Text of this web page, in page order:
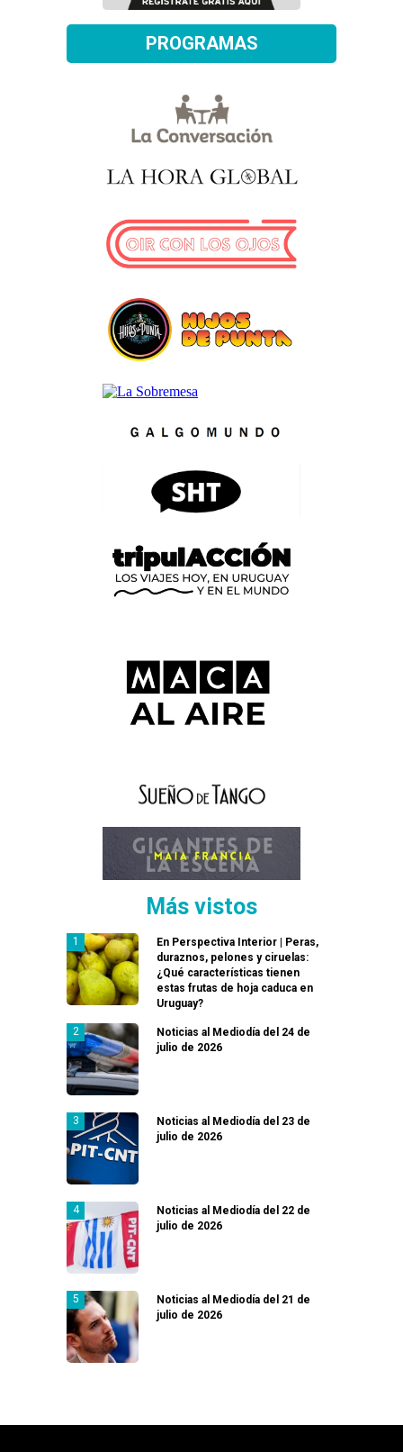
PROGRAMAS
Más vistos
En Perspectiva Interior | Peras,
duraznos, pelones y ciruelas:
¿Qué características tienen
estas frutas de hoja caduca en
Uruguay?
Noticias al Mediodía del 24 de
julio de 2026
Noticias al Mediodía del 23 de
julio de 2026
Noticias al Mediodía del 22 de
julio de 2026
Noticias al Mediodía del 21 de
julio de 2026